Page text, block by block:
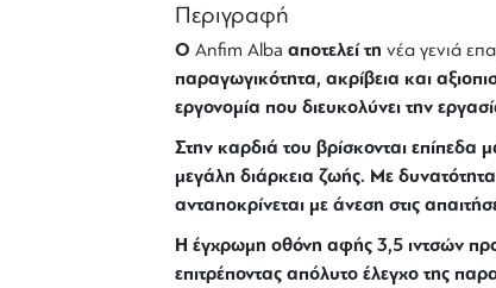
Περιγραφή
Ο Anfim Alba αποτελεί τη νέα γενιά
παραγωγικότητα, ακρίβεια και
εργονομία που διευκολύνει την
Στην καρδιά του βρίσκονται επίπεδα
μεγάλη διάρκεια ζωής. Με
ανταποκρίνεται με άνεση στις
Η έγχρωμη οθόνη αφής 3,5 ιντσών
επιτρέποντας απόλυτο έλεγχο της